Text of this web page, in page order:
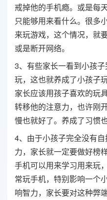
戒掉他的手机瘾。或是每
只能够用来看什么。很多
来玩游戏，这个情况，就
或是断开网络。
3、有些家长一看到小孩
玩，这也就养成了小孩子
家长应该用孩子喜欢的玩
转移他的注意力，也许刚
慢也就好了。养成了习惯
4、由于小孩子完全没有
力，家长就一定要做好榜
手机可以用来学习用来玩
常玩手机，特别影响一个
响智力，家长要对这种弊